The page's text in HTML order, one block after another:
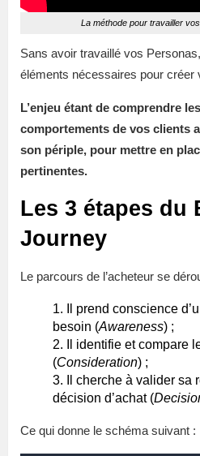
La méthode pour travailler
Sans avoir travaillé vos
éléments nécessaires pour créer
L’enjeu étant de comprendre
comportements de vos clients
son périple, pour mettre en
pertinentes.
Les 3 étapes du
Journey
Le parcours de l’acheteur se
Il prend conscience
besoin (Awareness) ;
Il identifie et compare
(Consideration) ;
Il cherche à valider sa
décision d’achat (
Ce qui donne le schéma suivant :